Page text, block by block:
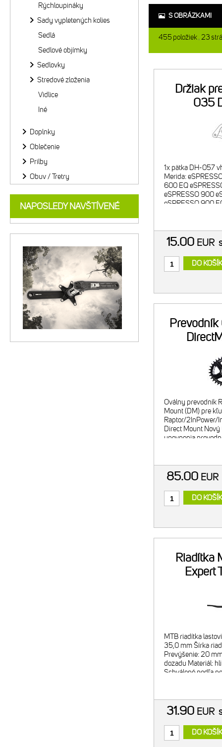
S OBRÁZKAMI
455položiek 23
Držiak
035
1x pätka DH-057
Merida:
600 EQ
eSPRESSO 900
eSPRESSO 900
500 eBIG.SEVEN
15.00 EUR
DO
Oválny prevodník
Mount (DM) pre
Raptor/2InPower/
Direct Mount
upevnenia
85.00 EUR
DO
Riadítka
Expert
MTB riadítka
35,0 mm Šírka
Prevýšenie: 20
dozadu Materiál:
Schválené podľa
31.90 EUR
DO
Rýchloupináky
Sady vypletených kolies
Sedlá
Sedlové objímky
Sedlovky
Stredové zloženia
Vidlice
Iné
Doplnky
Oblečenie
Prilby
Obuv / Tretry
NAPOSLEDY NAVŠTÍVENÉ